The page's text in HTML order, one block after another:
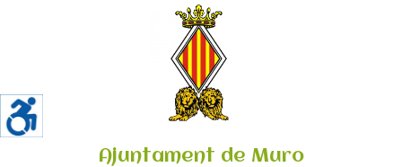
Ajuntament de Muro